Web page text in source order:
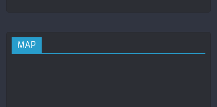
MAP